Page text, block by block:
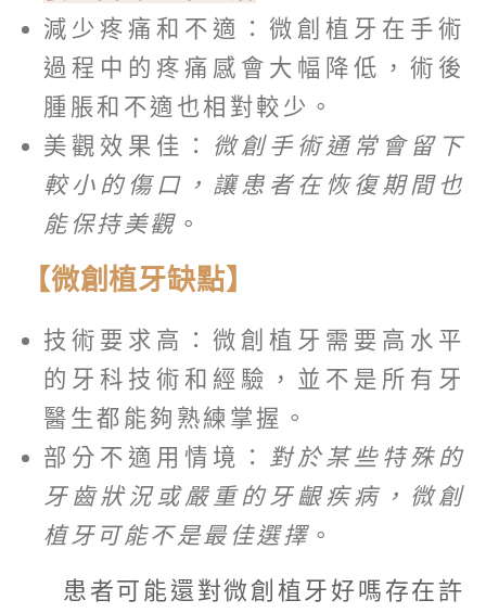
減少疼痛和不適：微創植牙在手術
過程中的疼痛感會大幅降低，術後
腫脹和不適也相對較少。
美觀效果佳： 微創手術通常會留下
較小的傷口，讓患者在恢復期間也
能保持美觀 。
【微創植牙缺點】
技術要求高：微創植牙需要高水平
的牙科技術和經驗，並不是所有牙
醫生都能夠熟練掌握。
部分不適用情境： 對於某些特殊的
牙齒狀況或嚴重的牙齦疾病，微創
植牙可能不是最佳選擇 。
患者可能還對微創植牙好嗎存在許